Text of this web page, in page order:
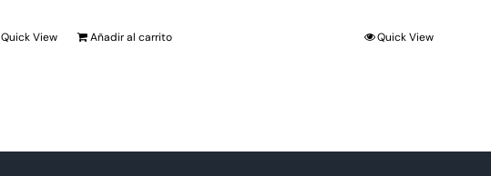
Quick View Añadir al carrito Quick View